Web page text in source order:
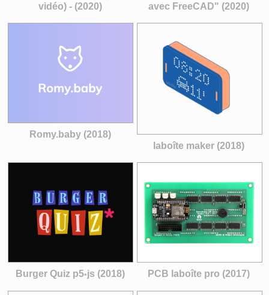
vidéo) - (2020)
avec FreeCAD" (2020)
Romy.baby (2018)
laboîte maker (2018)
Burger Quiz p5*js (2018) PCB laboîte pro (2017)